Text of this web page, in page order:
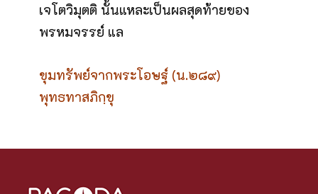
เจโตวิมุตติ นั้นแหละเป็นผลสุดท้ายของ
พรหมจรรย์ แล
ขุมทรัพย์จากพระโอษฐ์ (น.๒๘๙)
พุทธทาสภิกฺขุ